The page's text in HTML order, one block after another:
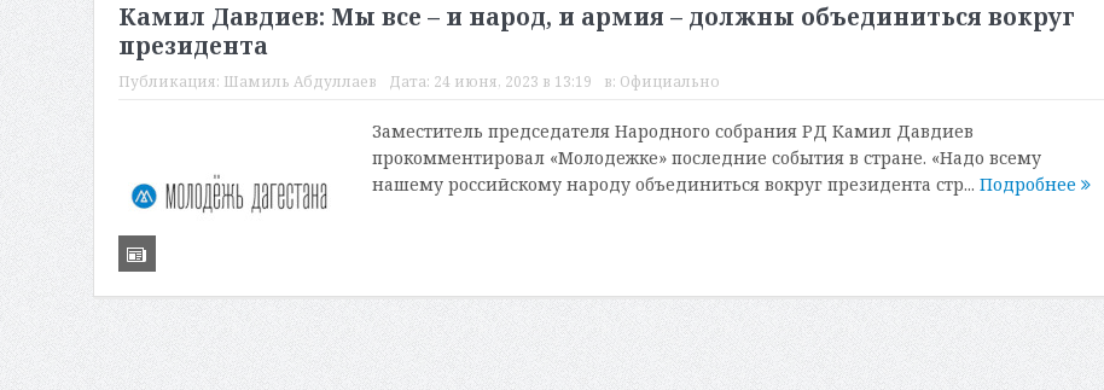
Камил Давдиев: Мы все – и народ, и армия – должны объединиться вокруг
президента
Публикация: Шамиль Абдуллаев Дата: 24 июня, 2023 в 13:19 в: Официально
Заместитель председателя Народного собрания РД Камил Давдиев
прокомментировал «Молодежке» последние события в стране. «Надо всему
нашему российскому народу объединиться вокруг президента стр... Подробнее